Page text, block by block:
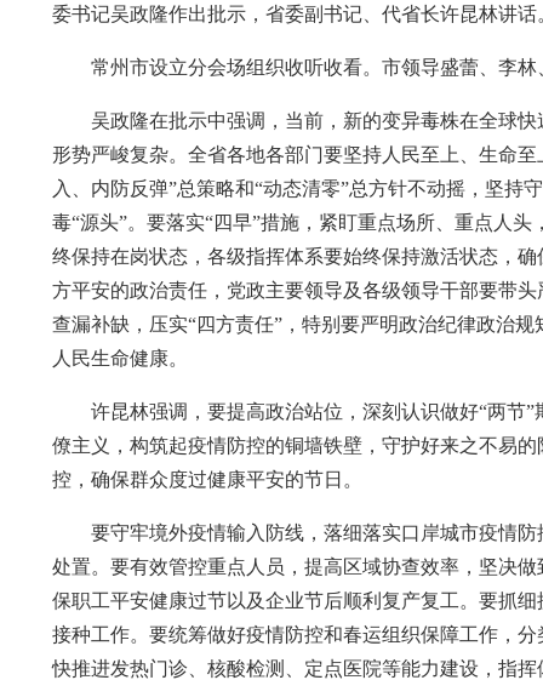
委书记吴政隆作出批示，省委副书记、代省长许昆林讲话
常州市设立分会场组织收听收看。市领导盛蕾、李
吴政隆在批示中强调，当前，新的变异毒株在全球
形势严峻复杂。全省各地各部门要坚持人民至上、生命
入、内防反弹”总策略和“动态清零”总方针不动摇，坚
毒“源头”。要落实“四早”措施，紧盯重点场所、重点人
终保持在岗状态，各级指挥体系要始终保持激活状态，
方平安的政治责任，党政主要领导及各级领导干部要带
查漏补缺，压实“四方责任”，特别要严明政治纪律政治
人民生命健康。
许昆林强调，要提高政治站位，深刻认识做好“两节
僚主义，构筑起疫情防控的铜墙铁壁，守护好来之不易
控，确保群众度过健康平安的节日。
要守牢境外疫情输入防线，落细落实口岸城市疫情
处置。要有效管控重点人员，提高区域协查效率，坚决
保职工平安健康过节以及企业节后顺利复产复工。要抓
接种工作。要统筹做好疫情防控和春运组织保障工作，
快推进发热门诊、核酸检测、定点医院等能力建设，指